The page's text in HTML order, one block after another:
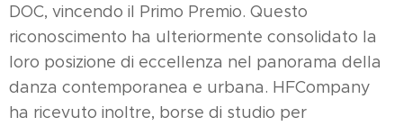
DOC, vincendo il Primo Premio. Questo
riconoscimento ha ulteriormente consolidato la
loro posizione di eccellenza nel panorama della
danza contemporanea e urbana. HFCompany
ha ricevuto inoltre, borse di studio per